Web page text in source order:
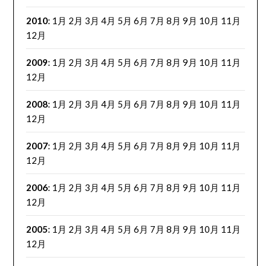
2010: 1月 2月 3月 4月 5月 6月 7月 8月 9月 10月 11月
12月
2009: 1月 2月 3月 4月 5月 6月 7月 8月 9月 10月 11月
12月
2008: 1月 2月 3月 4月 5月 6月 7月 8月 9月 10月 11月
12月
2007: 1月 2月 3月 4月 5月 6月 7月 8月 9月 10月 11月
12月
2006: 1月 2月 3月 4月 5月 6月 7月 8月 9月 10月 11月
12月
2005: 1月 2月 3月 4月 5月 6月 7月 8月 9月 10月 11月
12月